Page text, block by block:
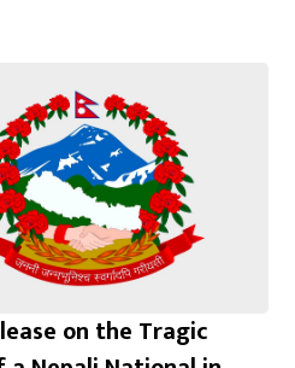
on the Tragic